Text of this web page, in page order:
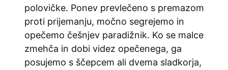
polovičke. Ponev prevlečeno s premazom
proti prijemanju, močno segrejemo in
opečemo češnjev paradižnik. Ko se malce
zmehča in dobi videz opečenega, ga
posujemo s ščepcem ali dvema sladkorja,